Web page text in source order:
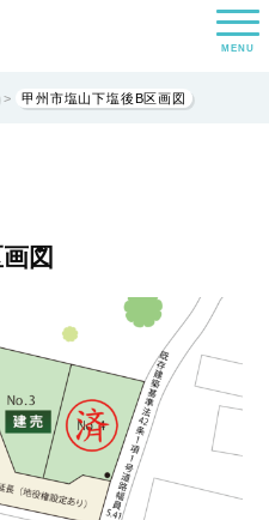
MENU
甲州市塩山下塩後B区画図
図